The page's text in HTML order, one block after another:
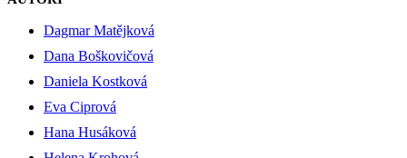
Dagmar Matějková
Dana Boškovičová
Daniela Kostková
Eva Ciprová
Hana Husáková